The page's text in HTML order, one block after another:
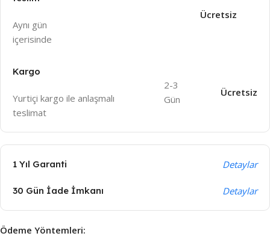
Aynı gün
içerisinde
Ücretsiz
Kargo
Yurtiçi kargo ile anlaşmalı
teslimat
2-3
Gün
Ücretsiz
1 Yıl Garanti Detaylar
30 Gün İade İmkanı Detaylar
Ödeme Yöntemleri: